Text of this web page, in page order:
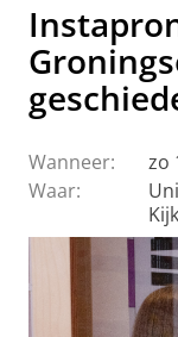
Wanneer:
zo
Waar: